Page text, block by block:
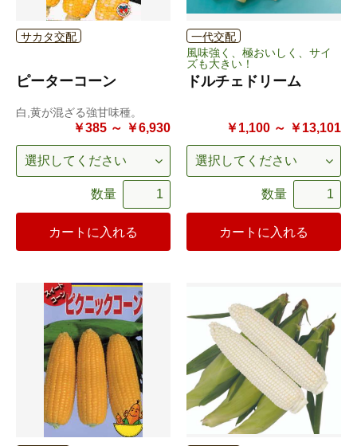
サカタ交配
ピーターコーン
白,黄が混ざる強甘味種。
￥385 ～ ￥6,930
数量
カートに入れる
一代交配
風味強く、極おいしく、サイ
ズも大きい！
ドルチェドリーム
￥1,100 ～ ￥13,101
数量
カートに入れる